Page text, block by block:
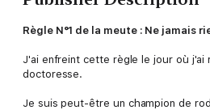
Règle N°1 de la meute : Ne jamais
J'ai enfreint cette règle le jour où j'ai
doctoresse.
Je suis peut-être un champion de